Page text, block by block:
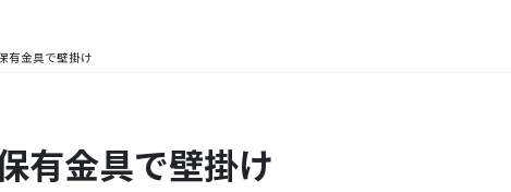
有金具で壁掛け
有金具で壁掛け